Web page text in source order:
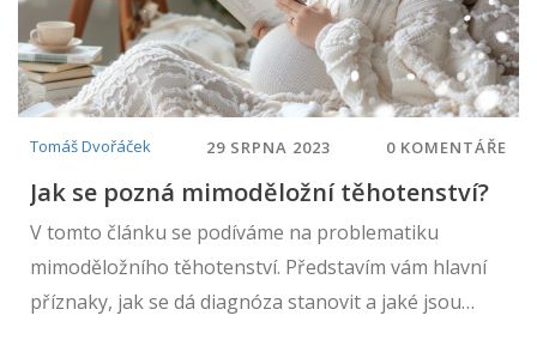
Tomáš Dvořáček 29 SRPNA 2023 0 KOMENTÁŘE
Jak se pozná mimoděložní těhotenství?
V tomto článku se podíváme na problematiku
mimoděložního těhotenství. Představím vám hlavní
příznaky, jak se dá diagnóza stanovit a jaké jsou